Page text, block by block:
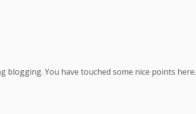
blogging. You have touched some nice points here.